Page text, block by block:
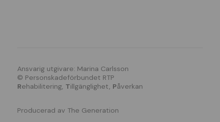
Ansvarig utgivare: Marina Carlsson
© Personskadeförbundet RTP
Rehabilitering, Tillgänglighet, Påverkan
Producerad av The Generation